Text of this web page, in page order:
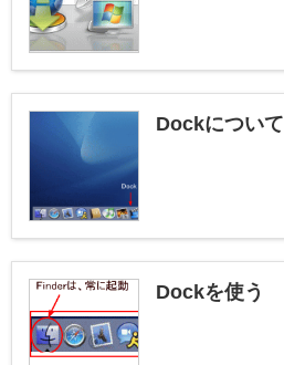
Dockについて
Dockを使う